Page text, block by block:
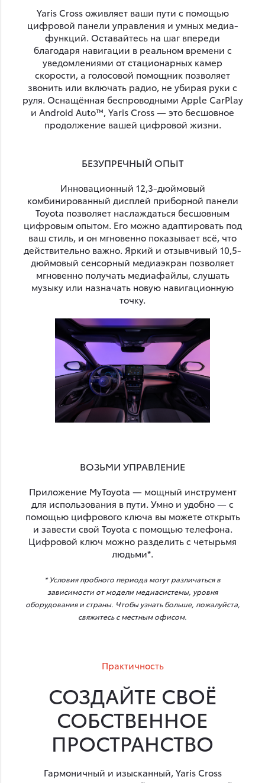
Yaris Cross оживляет ваши пути с помощью
цифровой панели управления и умных медиа-
функций. Оставайтесь на шаг впереди
благодаря навигации в реальном времени с
уведомлениями от стационарных камер
скорости, а голосовой помощник позволяет
звонить или включать радио, не убирая руки с
руля. Оснащённая беспроводными Apple CarPlay
и Android Auto™, Yaris Cross — это бесшовное
продолжение вашей цифровой жизни.
БЕЗУПРЕЧНЫЙ ОПЫТ
Инновационный 12,3-дюймовый
комбинированный дисплей приборной панели
Toyota позволяет наслаждаться бесшовным
цифровым опытом. Его можно адаптировать под
ваш стиль, и он мгновенно показывает всё, что
действительно важно. Яркий и отзывчивый 10,5-
дюймовый сенсорный медиаэкран позволяет
мгновенно получать медиафайлы, слушать
музыку или назначать новую навигационную
точку.
ВОЗЬМИ УПРАВЛЕНИЕ
Приложение MyToyota — мощный инструмент
для использования в пути. Умно и удобно — с
помощью цифрового ключа вы можете открыть
и завести свой Toyota с помощью телефона.
Цифровой ключ можно разделить с четырьмя
людьми*.
* Условия пробного периода могут различаться в
зависимости от модели медиасистемы, уровня
оборудования и страны. Чтобы узнать больше, пожалуйста,
свяжитесь с местным офисом.
Практичность
СОЗДАЙТЕ СВОЁ
СОБСТВЕННОЕ
ПРОСТРАНСТВО
Гармоничный и изысканный, Yaris Cross